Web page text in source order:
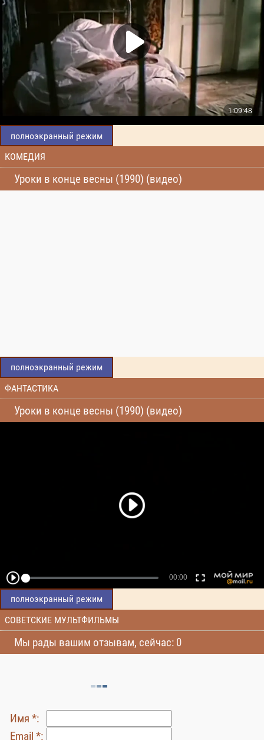
полноэкранный режим
КОМЕДИЯ
Уроки в конце весны (1990) (видео)
полноэкранный режим
ФАНТАСТИКА
Уроки в конце весны (1990) (видео)
полноэкранный режим
СОВЕТСКИЕ МУЛЬТФИЛЬМЫ
Мы рады вашим отзывам, сейчас: 0
Имя *:
Email *: